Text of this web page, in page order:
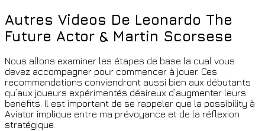
Autres Videos De Leonardo The
Future Actor & Martin Scorsese
Nous allons examiner les étapes de base la cual vous
devez accompagner pour commencer à jouer. Ces
recommandations conviendront aussi bien aux débutants
qu’aux joueurs expérimentés désireux d’augmenter leurs
benefits. Il est important de se rappeler que la possibility à
Aviator implique entre ma prévoyance et de la réflexion
stratégique.